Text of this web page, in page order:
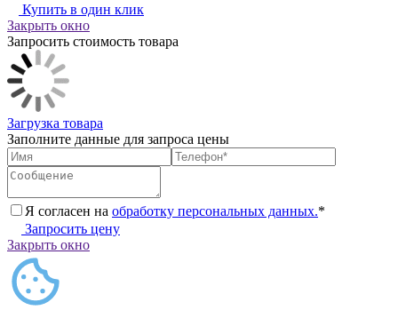
Купить в один клик
Закрыть окно
Запросить стоимость товара
Загрузка товара
Заполните данные для запроса цены
Я согласен на обработку персональных данных.*
Запросить цену
Закрыть окно